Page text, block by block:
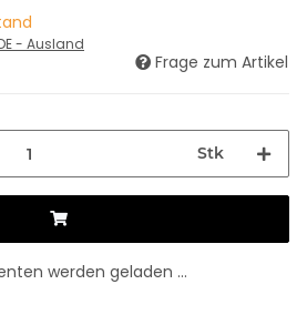
- Ausland
Frage zum Artikel
Stk
werden geladen ...